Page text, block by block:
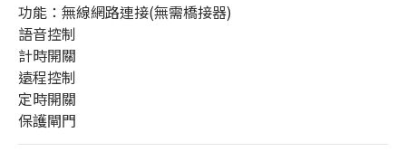
功能：無線網路連接(無需橋接器)
語音控制
計時開關
遠程控制
定時開關
保護閘門